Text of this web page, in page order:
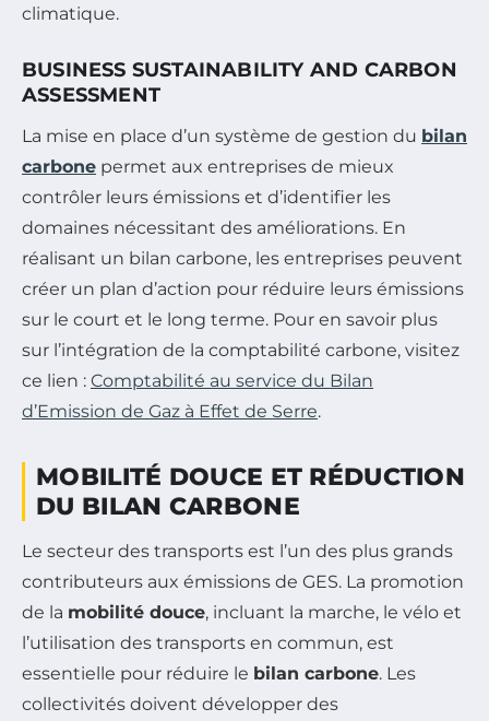
climatique.
BUSINESS SUSTAINABILITY AND CARBON
ASSESSMENT
La mise en place d’un système de gestion du bilan
carbone permet aux entreprises de mieux
contrôler leurs émissions et d’identifier les
domaines nécessitant des améliorations. En
réalisant un bilan carbone, les entreprises peuvent
créer un plan d’action pour réduire leurs émissions
sur le court et le long terme. Pour en savoir plus
sur l’intégration de la comptabilité carbone, visitez
ce lien : Comptabilité au service du Bilan
d’Emission de Gaz à Effet de Serre.
MOBILITÉ DOUCE ET RÉDUCTION
DU BILAN CARBONE
Le secteur des transports est l’un des plus grands
contributeurs aux émissions de GES. La promotion
de la mobilité douce, incluant la marche, le vélo et
l’utilisation des transports en commun, est
essentielle pour réduire le bilan carbone. Les
collectivités doivent développer des